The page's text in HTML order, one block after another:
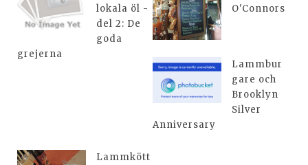
lokala öl -
del 2: De
goda
grejerna
O'Connors
Lammbur
gare och
Brooklyn
Silver
Anniversary
Lammkött